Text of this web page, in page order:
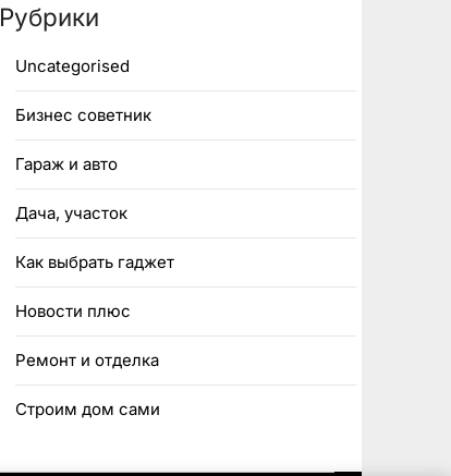
Рубрики
Uncategorised
Бизнес советник
Гараж и авто
Дача, участок
Как выбрать гаджет
Новости плюс
Ремонт и отделка
Строим дом сами